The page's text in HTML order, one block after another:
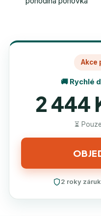
Akce
🚚 Rychlé
2 444
⏳
2 roky